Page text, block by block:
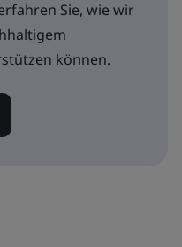
Sie, wie wir
können.